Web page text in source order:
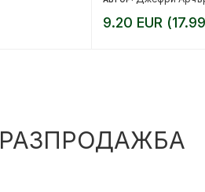
9.20 EUR
РАЗПРОДАЖБА